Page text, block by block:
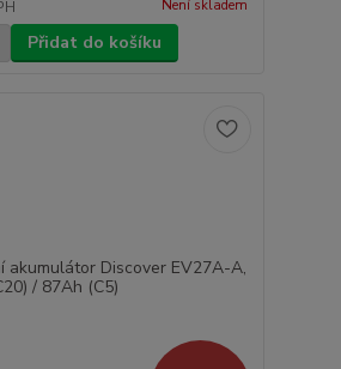
Není skladem
Přidat do košíku